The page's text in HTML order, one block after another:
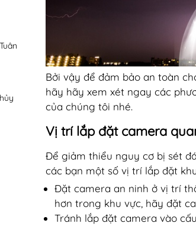
Bởi vậy để đảm bảo an toàn
hãy hãy xem xét ngay các
của chúng tôi nhé.
Vị trí lắp đặt camera
Để giảm thiểu nguy cơ bị sét
các bạn một số vị trí lắp đặt
Đặt camera an ninh ở vị trí
hơn trong khu vực, hãy đặt
Tránh lắp đặt camera vào